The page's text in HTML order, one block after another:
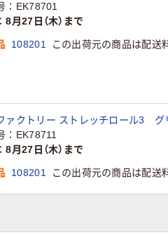
EK78701
8月27日（木）まで
108201 この出荷元の商品は配送
ァクトリー ストレッチロール3 グ
EK78711
8月27日（木）まで
108201 この出荷元の商品は配送